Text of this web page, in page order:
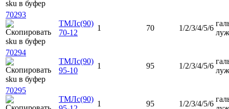
70293
ТМЛс(90)
70-12
1 70 1/2/3/4/5/6
70294
ТМЛс(90)
95-10
1 95 1/2/3/4/5/6
70295
ТМЛс(90)
1 95 1/2/3/4/5/6